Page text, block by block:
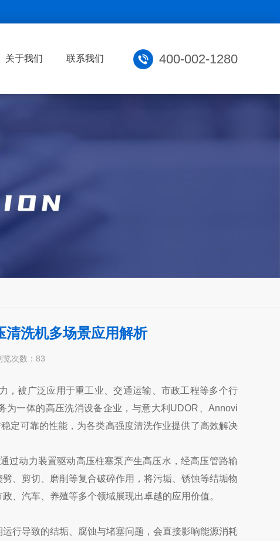
400-002-1280
关于我们 联系我们
清洗机多场景应用解析
览次数： 83
，被广泛应用于重工业、交通运输、市政工程等多个行
为一体的高压洗消设备企业，与意大利UDOR、Annovi
定可靠的性能，为各类高强度清洗作业提供了高效解决
过动力装置驱动高压柱塞泵产生高压水，经高压管路输
、剪切、磨削等复合破碎作用，将污垢、锈蚀等结垢物
、汽车、养殖等多个领域展现出卓越的应用价值。
行导致的结垢、腐蚀与堵塞问题，会直接影响能源消耗